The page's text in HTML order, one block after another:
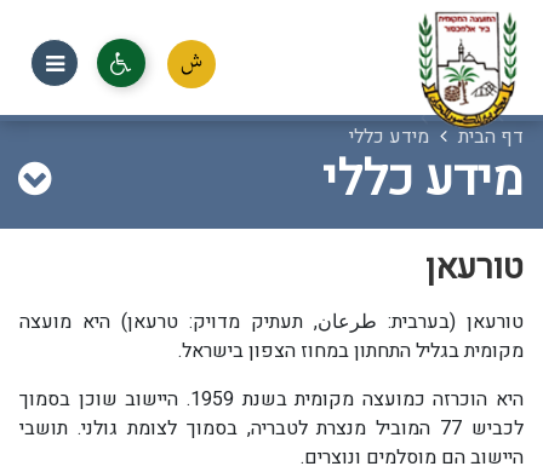
דף הבית מידע כללי
מידע כללי
טורעאן
טורעאן (בערבית: طرعان, תעתיק מדויק: טרעאן) היא מועצה
מקומית בגליל התחתון במחוז הצפון בישראל.
היא הוכרזה כמועצה מקומית בשנת 1959. היישוב שוכן בסמוך
לכביש 77 המוביל מנצרת לטבריה, בסמוך לצומת גולני. תושבי
היישוב הם מוסלמים ונוצרים.